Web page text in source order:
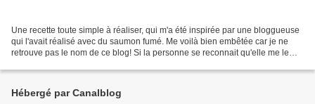
Une recette toute simple à réaliser, qui m'a été inspirée par une bloggueuse
qui l'avait réalisé avec du saumon fumé. Me voilà bien embêtée car je ne
retrouve pas le nom de ce blog! Si la personne se reconnait qu'elle me le
Hébergé par Canalblog